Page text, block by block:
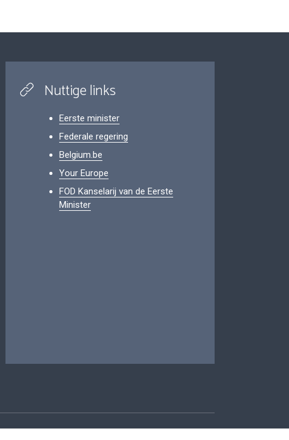
Nuttige links
Eerste minister
Federale regering
Belgium.be
Your Europe
FOD Kanselarij van de Eerste
Minister